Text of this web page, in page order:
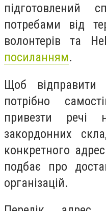
підготовлений
потребами від
волонтерів та
посиланням.
Щоб відправити
потрібно
привезти
закордонних
конкретного
подбає про
організацій.